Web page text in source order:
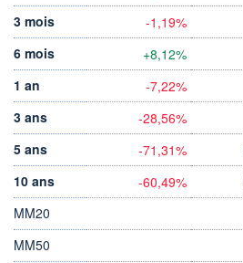
3 mois
-1,19%
6 mois
+8,12%
1 an
-7,22%
3 ans
-28,56%
5 ans
-71,31%
10 ans
-60,49%
MM20
MM50